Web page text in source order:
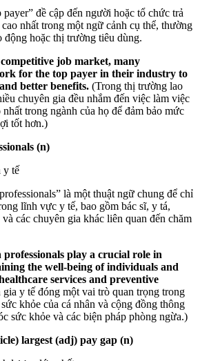
đề cập đến người hoặc tổ chức trả
nhất trong một ngữ cảnh cụ thể, thường
động hoặc thị trường tiêu dùng.
job market, many
for the top payer in their industry to
better benefits. (Trong thị trường lao
chuyên gia đều nhắm đến việc làm việc
trong ngành của họ để đảm bảo mức
tốt hơn.)
(n)
y tế
là một thuật ngữ chung để chỉ
lĩnh vực y tế, bao gồm bác sĩ, y tá,
các chuyên gia khác liên quan đến chăm
professionals play a crucial role in
the well-being of individuals and
services and preventive
gia y tế đóng một vai trò quan trọng trong
khỏe của cá nhân và cộng đồng thông
sức khỏe và các biện pháp phòng ngừa.)
largest (adj) pay gap (n)